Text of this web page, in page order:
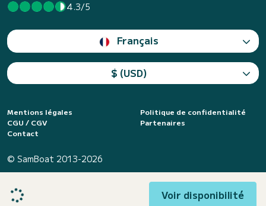
Voir disponibilité
4.3/5
Français
$ (USD)
Mentions légales
Politique de confidentialité
CGU / CGV
Partenaires
Contact
© SamBoat 2013-2026